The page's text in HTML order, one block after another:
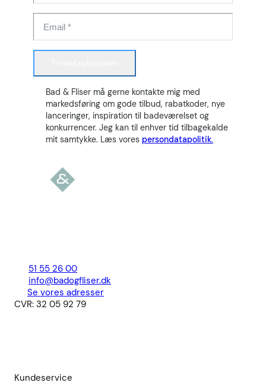
Bad & Fliser må gerne kontakte mig med
markedsføring om gode tilbud, rabatkoder, nye
lanceringer, inspiration til badeværelset og
konkurrencer. Jeg kan til enhver tid tilbagekalde
mit samtykke. Læs vores persondatapolitik.
51 55 26 00
info@badogfliser.dk
Se vores adresser
CVR: 32 05 92 79
Kundeservice